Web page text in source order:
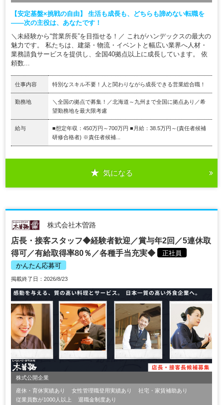
【安定基盤×挑戦の自由】 生活も成長も、どちらも諦めない転職を
——次の主役は、あなたです！
＼未経験から“営業所長”を目指せる！／ これがハンデックスの最大の
魅力です。 私たちは、建築・物流・イベントと幅広い業界へ人材・
業務請負サービスを提供し、全国40拠点以上に成長しています。 依
頼数...
仕事内容 特別なスキル不要！人と関わりながら成長できる営業総合職！
勤務地
＼全国の拠点で募集！／北海道～九州まで全国に拠点あり／希
望勤務地を最大限考慮
給与
■想定年収：450万円～700万円 ■月給：38.5万円～(責任者候補
研修合格者) ※責任者候補...
気になる
株式会社木曽路
店長・接客スタッフ◆経験者歓迎／賞与年2回／5連休取
得可／有給取得率80％／各種手当充実◆
正社員
かんたん応募可
掲載終了日：2026/8/23
株式公開企業
産休・育休実績あり 女性管理職登用実績あり
社宅・家賃補助あり
従業員数が1000人以上
退職金制度あり